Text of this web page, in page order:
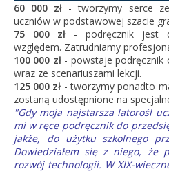
60 000 zł - tworzymy serce
uczniów w podstawowej szacie
75 000 zł - podręcznik jest
względem. Zatrudniamy
100 000 zł- powstaje podręcznik
wraz ze scenariuszami lekcji.
125 000 zł - tworzymy ponadto
zostaną udostępnione na
"Gdy moja najstarsza latorośl
mi w ręce podręcznik do
jakże, do użytku szkolnego
Dowiedziałem się z niego, że
rozwój technologii. W XIX-